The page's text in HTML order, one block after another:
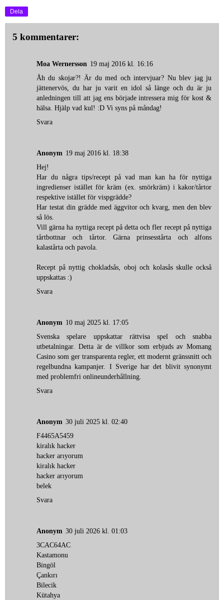
Dela
5 kommentarer:
Moa Wernersson 19 maj 2016 kl. 16:16
Åh du skojar?! Är du med och intervjuar? Nu blev jag ju
jättenervös, du har ju varit en idol så länge och du är ju
anledningen till att jag ens började intressera mig för kost &
hälsa. Hjälp vad kul! :D Vi syns på måndag!
Svara
Anonym 19 maj 2016 kl. 18:38
Hej!
Har du några tips/recept på vad man kan ha för nyttiga
ingredienser istället för kräm (ex. smörkräm) i kakor/tårtor
respektive istället för vispgrädde?
Har testat din grädde med äggvitor och kvarg, men den blev
så lös.
Vill gärna ha nyttiga recept på detta och fler recept på nyttiga
tårtbottnar och tårtor. Gärna prinsesstårta och alfons
kalastårta och pavola.
Recept på nyttig chokladsås, oboj och kolasås skulle också
uppskattas :)
Svara
Anonym 10 maj 2025 kl. 17:05
Svenska spelare uppskattar rättvisa spel och snabba
utbetalningar. Detta är de villkor som erbjuds av Momang
Casino som ger transparenta regler, ett modernt gränssnitt och
regelbundna kampanjer. I Sverige har det blivit synonymt
med problemfri onlineunderhållning.
Svara
Anonym 30 juli 2025 kl. 02:40
F4465A5459
kiralık hacker
hacker arıyorum
kiralık hacker
hacker arıyorum
belek
Svara
Anonym 30 juli 2026 kl. 01:03
3CAC64AC
Kastamonu
Bingöl
Çankırı
Bilecik
Kütahya